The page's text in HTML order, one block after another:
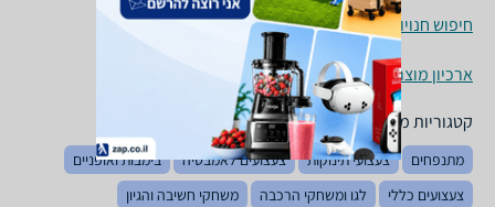
חיפוש חנויות בובות לפי עיר
ארכיון מוצרים
קטגוריות משלימות
מתנפחים צעצועי תינוקות צעצועים לאמבטיה
בימבות ואופניים
צעצועים כללי
לגו ומשחקי הרכבה
משחקי חשיבה והגיון